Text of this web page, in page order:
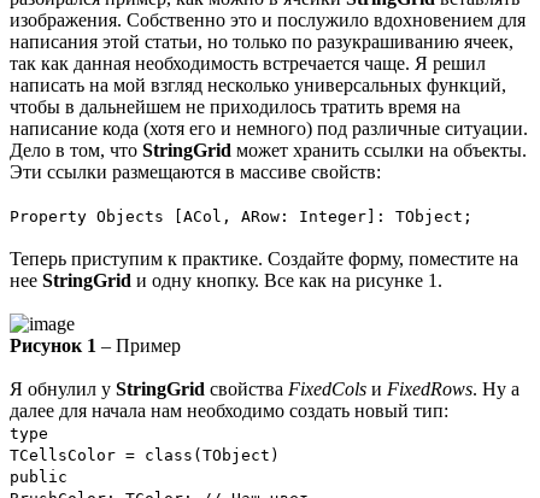
изображения. Собственно это и послужило вдохновением для
написания этой статьи, но только по разукрашиванию ячеек,
так как данная необходимость встречается чаще. Я решил
написать на мой взгляд несколько универсальных функций,
чтобы в дальнейшем не приходилось тратить время на
написание кода (хотя его и немного) под различные ситуации.
Дело в том, что StringGrid может хранить ссылки на объекты.
Эти ссылки размещаются в массиве свойств:
Property Objects [ACol, ARow: Integer]: TObject;
Теперь приступим к практике. Создайте форму, поместите на
нее StringGrid и одну кнопку. Все как на рисунке 1.
Рисунок 1 – Пример
Я обнулил у StringGrid свойства FixedCols и FixedRows. Ну а
далее для начала нам необходимо создать новый тип:
type
TCellsColor = class(TObject)
public